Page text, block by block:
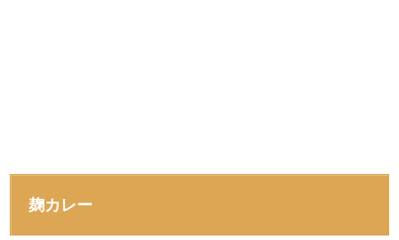
麹カレー